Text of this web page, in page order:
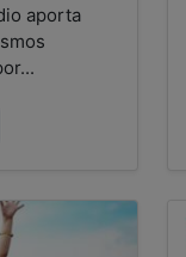
aporta